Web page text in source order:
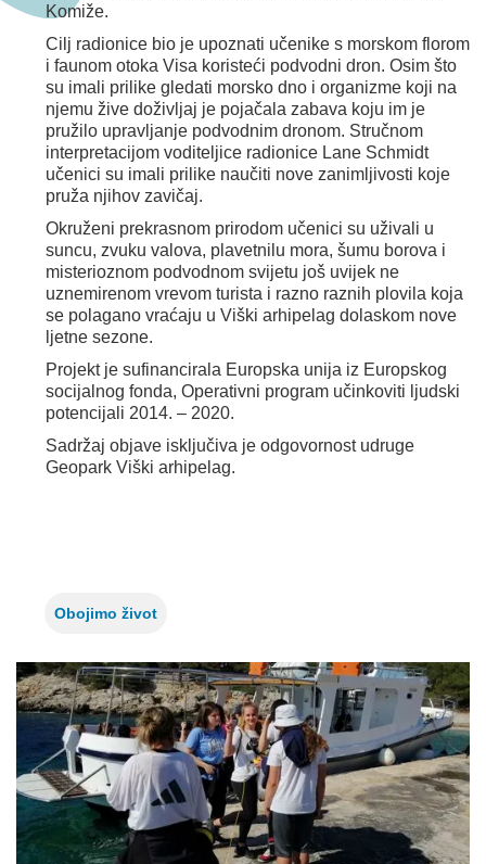
Komiže.
Cilj radionice bio je upoznati učenike s morskom florom
i faunom otoka Visa koristeći podvodni dron. Osim što
su imali prilike gledati morsko dno i organizme koji na
njemu žive doživljaj je pojačala zabava koju im je
pružilo upravljanje podvodnim dronom. Stručnom
interpretacijom voditeljice radionice Lane Schmidt
učenici su imali prilike naučiti nove zanimljivosti koje
pruža njihov zavičaj.
Okruženi prekrasnom prirodom učenici su uživali u
suncu, zvuku valova, plavetnilu mora, šumu borova i
misterioznom podvodnom svijetu još uvijek ne
uznemirenom vrevom turista i razno raznih plovila koja
se polagano vraćaju u Viški arhipelag dolaskom nove
ljetne sezone.
Projekt je sufinancirala Europska unija iz Europskog
socijalnog fonda, Operativni program učinkoviti ljudski
potencijali 2014. – 2020.
Sadržaj objave isključiva je odgovornost udruge
Geopark Viški arhipelag.
Obojimo život